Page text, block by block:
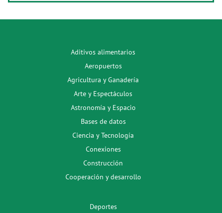
Aditivos alimentarios
Aeropuertos
Agricultura y Ganadería
Arte y Espectáculos
Astronomía y Espacio
Bases de datos
Ciencia y Tecnología
Conexiones
Construcción
Cooperación y desarrollo
Deportes